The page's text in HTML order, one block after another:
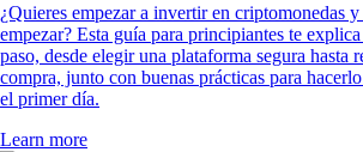
¿Quieres empezar a invertir en criptomonedas
empezar? Esta guía para principiantes te
paso, desde elegir una plataforma segura hasta
compra, junto con buenas prácticas para
el primer día.
Learn more